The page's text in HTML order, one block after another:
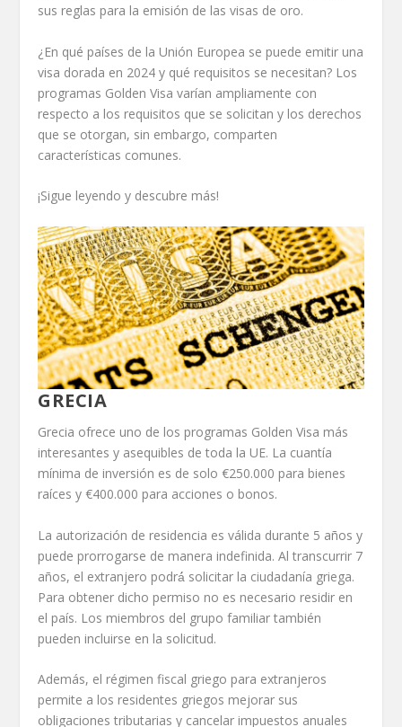
sus reglas para la emisión de las visas de oro.
¿En qué países de la Unión Europea se puede emitir una
visa dorada en 2024 y qué requisitos se necesitan? Los
programas Golden Visa varían ampliamente con
respecto a los requisitos que se solicitan y los derechos
que se otorgan, sin embargo, comparten
características comunes.
¡Sigue leyendo y descubre más!
GRECIA
Grecia ofrece uno de los programas Golden Visa más
interesantes y asequibles de toda la UE. La cuantía
mínima de inversión es de solo €250.000 para bienes
raíces y €400.000 para acciones o bonos.
La autorización de residencia es válida durante 5 años y
puede prorrogarse de manera indefinida. Al transcurrir 7
años, el extranjero podrá́ solicitar la ciudadanía griega.
Para obtener dicho permiso no es necesario residir en
el país. Los miembros del grupo familiar también
pueden incluirse en la solicitud.
Además, el régimen fiscal griego para extranjeros
permite a los residentes griegos mejorar sus
obligaciones tributarias y cancelar impuestos anuales